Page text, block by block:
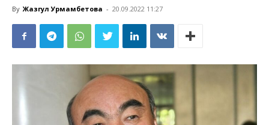
By Жазгул Урмамбетова - 20.09.2022 11:27